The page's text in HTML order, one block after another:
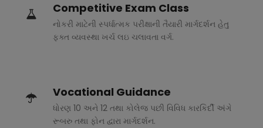
Competitive Exam Class
નોકરી માટેની સ્પર્ધાત્મક પરીક્ષાની તૈયારી માર્ગદર્શન હેતુ
ફક્ત વ્યવસ્થા ખર્ચ લઇ ચલાવતા વર્ગ.
Vocational Guidance
ધોરણ 10 અને 12 તથા કોલેજ પછી વિવિધ કારકિર્દી અંગે
રૂબરુ તથા ફોન દ્વારા માર્ગદર્શન.